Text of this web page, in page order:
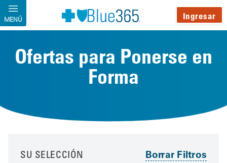
Pasar al contenido principal
MENÚ Ingresar
Ofertas para Ponerse en
Forma
SU SELECCIÓN